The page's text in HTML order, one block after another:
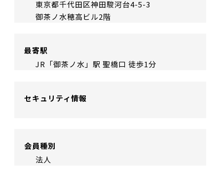
東京都千代田区神田駿河台4-5-3
御茶ノ水穂高ビル2階
最寄駅
JR「御茶ノ水」駅 聖橋口 徒歩1分
セキュリティ情報
会員種別
法人